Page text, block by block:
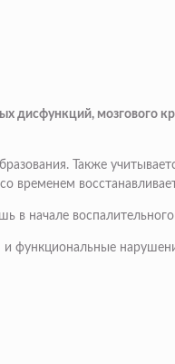
дисфункций, мозгового
Также
временем
в начале воспалительного
и функциональные